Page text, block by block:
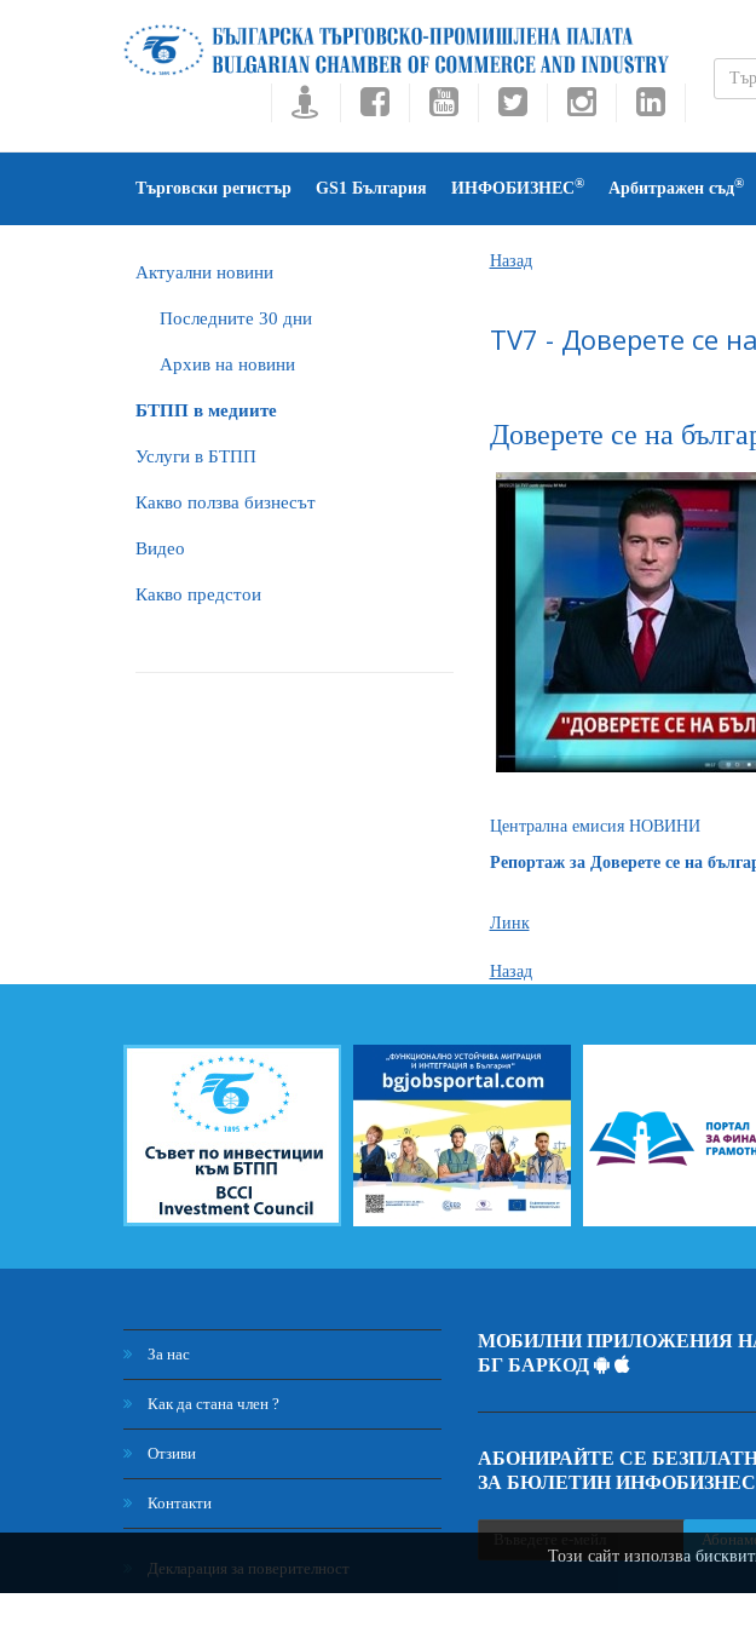
Този сайт използва
Търговски регистър GS1 България ИНФОБИЗНЕС® Арбитражен съд®
Актуални новини
Последните 30 дни
Архив на новини
БTПП в медиите
Услуги в БТПП
Какво ползва бизнесът
Видео
Какво предстои
Назад
TV7 - Доверете се
Доверете се на
Централна емисия НОВИНИ
Репортаж за Доверете се на
Линк
Назад
За нас
Как да стана член ?
Отзиви
Контакти
Декларация за поверителност
МОБИЛНИ ПРИЛОЖЕНИЯ
БГ БАРКОД
АБОНИРАЙТЕ СЕ
ЗА БЮЛЕТИН ИНФОБИЗНЕС